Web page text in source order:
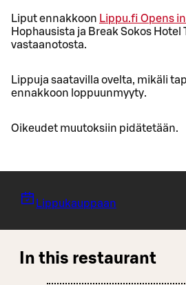
Liput ennakkoon Lippu.fi Opens
Hophausista ja Break Sokos Hotel
vastaanotosta.
Lippuja saatavilla ovelta, mikäli
ennakkoon loppuunmyyty.
Oikeudet muutoksiin pidätetään.
Lippukauppaan
In this restaurant